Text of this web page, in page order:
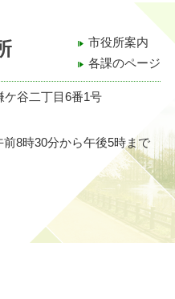
市役所案内
各課のページ
谷二丁目6番1号
8時30分から午後5時まで